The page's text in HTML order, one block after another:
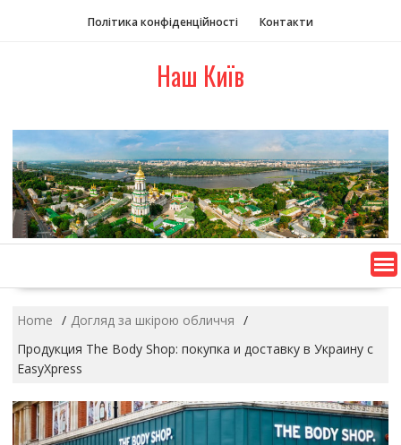
t
Політика конфіденційності Контакти
Наш Київ
Home
Догляд за шкірою обличчя
Продукция The Body Shop: покупка и доставку в Украину с
EasyXpress